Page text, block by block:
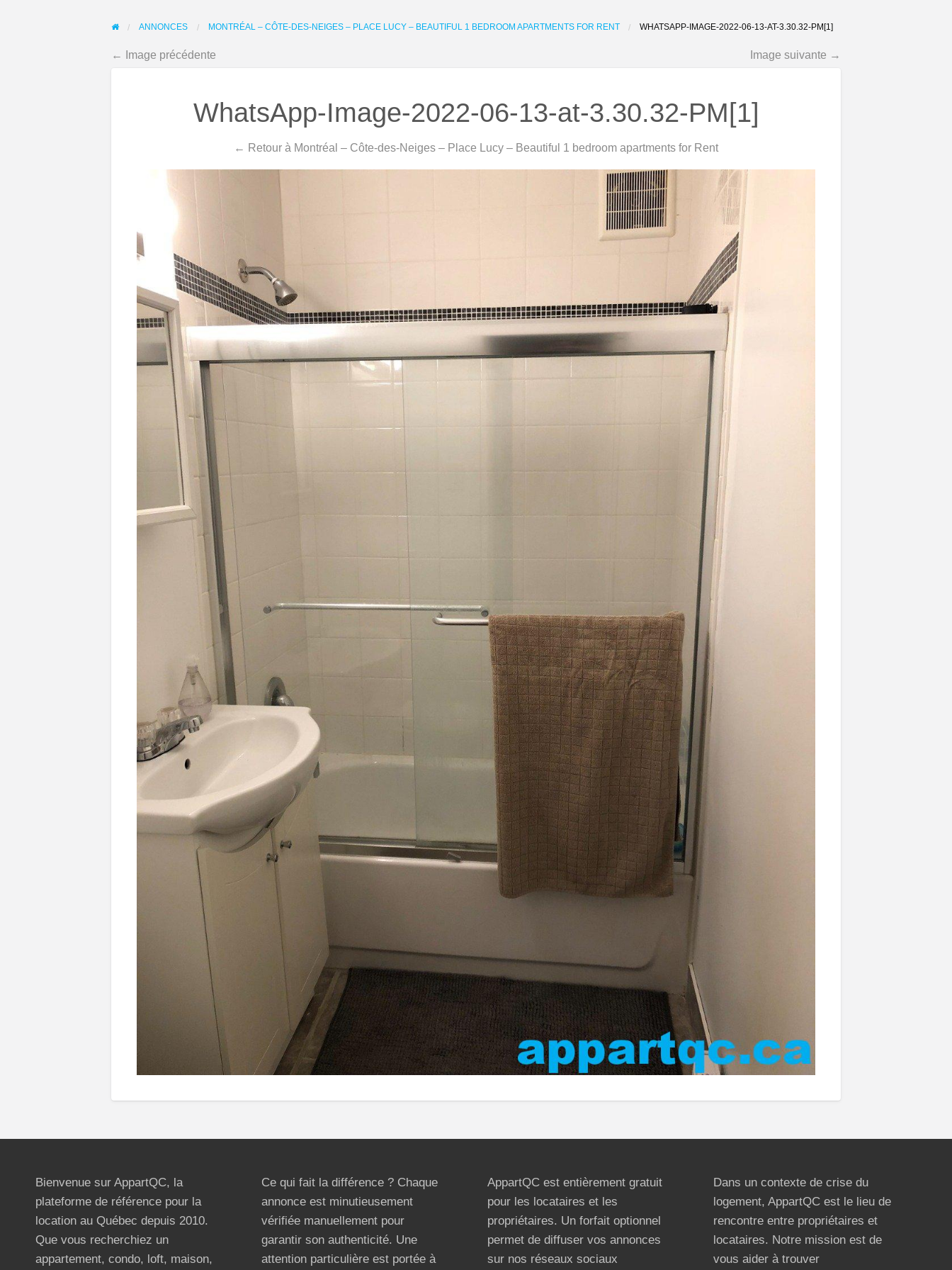
ANNONCES MONTRÉAL – CÔTE-DES-NEIGES – PLACE LUCY – BEAUTIFUL 1 BEDROOM APARTMENTS FOR RENT WHATSAPP-IMAGE-2022-06-13-AT-3.30.32-PM[1]
← Image précédente Image suivante →
WhatsApp-Image-2022-06-13-at-3.30.32-PM[1]
← Retour à Montréal – Côte-des-Neiges – Place Lucy – Beautiful 1 bedroom apartments for Rent
Bienvenue sur AppartQC, la
plateforme de référence pour la
location au Québec depuis 2010.
Que vous recherchiez un
appartement, condo, loft, maison,
Ce qui fait la différence ? Chaque
annonce est minutieusement
vérifiée manuellement pour
garantir son authenticité. Une
attention particulière est portée à
AppartQC est entièrement gratuit
pour les locataires et les
propriétaires. Un forfait optionnel
permet de diffuser vos annonces
sur nos réseaux sociaux
Dans un contexte de crise du
logement, AppartQC est le lieu de
rencontre entre propriétaires et
locataires. Notre mission est de
vous aider à trouver